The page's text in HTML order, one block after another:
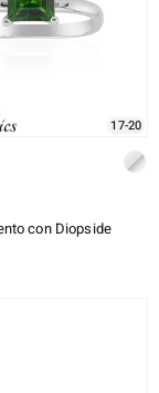
17-20
con Diopside